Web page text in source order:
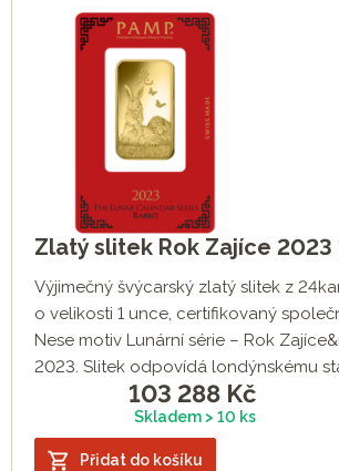
Zlatý slitek Rok Zajíce 2023
Výjimečný švýcarský zlatý slitek z
o velikosti 1 unce, certifikovaný
Nese motiv Lunární série – Rok
2023. Slitek odpovídá londýnskému
103 288 Kč
Skladem > 10 ks
Přidat do košíku